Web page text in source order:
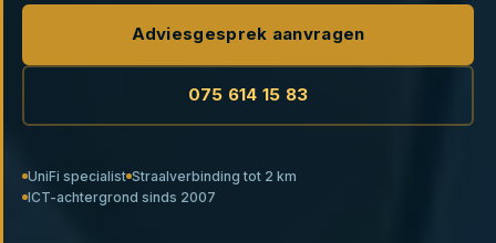
Adviesgesprek aanvragen
075 614 15 83
UniFi specialist Straalverbinding tot 2 km
ICT-achtergrond sinds 2007